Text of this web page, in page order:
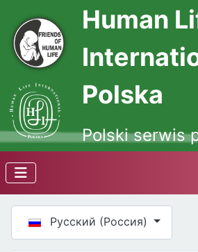
Human
Polska
Polski serwis
Русский (Россия)